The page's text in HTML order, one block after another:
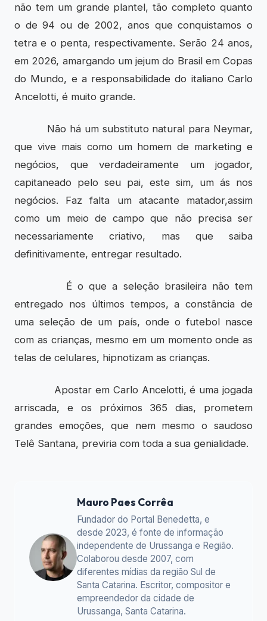
não tem um grande plantel, tão completo quanto
o de 94 ou de 2002, anos que conquistamos o
tetra e o penta, respectivamente. Serão 24 anos,
em 2026, amargando um jejum do Brasil em Copas
do Mundo, e a responsabilidade do italiano Carlo
Ancelotti, é muito grande.
Não há um substituto natural para Neymar,
que vive mais como um homem de marketing e
negócios, que verdadeiramente um jogador,
capitaneado pelo seu pai, este sim, um ás nos
negócios. Faz falta um atacante matador,assim
como um meio de campo que não precisa ser
necessariamente criativo, mas que saiba
definitivamente, entregar resultado.
É o que a seleção brasileira não tem
entregado nos últimos tempos, a constância de
uma seleção de um país, onde o futebol nasce
com as crianças, mesmo em um momento onde as
telas de celulares, hipnotizam as crianças.
Apostar em Carlo Ancelotti, é uma jogada
arriscada, e os próximos 365 dias, prometem
grandes emoções, que nem mesmo o saudoso
Telê Santana, previria com toda a sua genialidade.
Mauro Paes Corrêa
Fundador do Portal Benedetta, e
desde 2023, é fonte de informação
independente de Urussanga e Região.
Colaborou desde 2007, com
diferentes mídias da região Sul de
Santa Catarina. Escritor, compositor e
empreendedor da cidade de
Urussanga, Santa Catarina.